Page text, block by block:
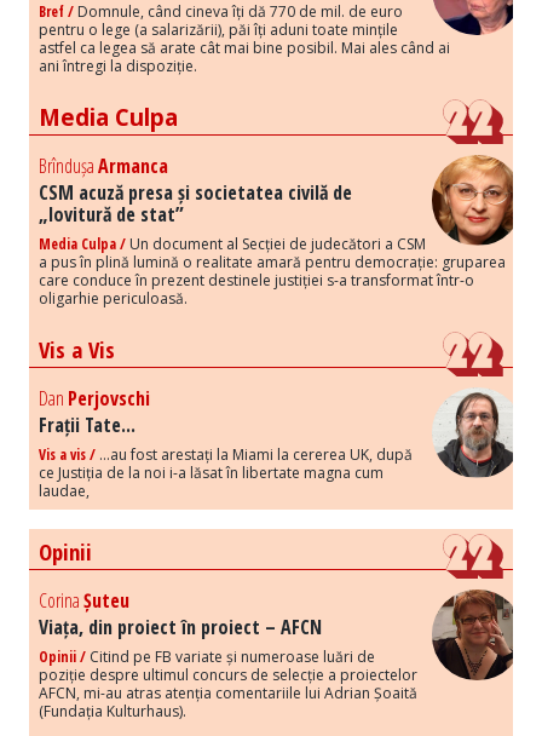
Bref / Domnule, când cineva îți dă 770 de mil. de euro
pentru o lege (a salarizării), păi îți aduni toate mințile
astfel ca legea să arate cât mai bine posibil. Mai ales când ai
ani întregi la dispoziție.
Media Culpa
BrîndușaArmanca
CSM acuză presa și societatea civilă de
„lovitură de stat”
Media Culpa / Un document al Secției de judecători a CSM
a pus în plină lumină o realitate amară pentru democrație: gruparea
care conduce în prezent destinele justiției s-a transformat într-o
oligarhie periculoasă.
Vis a Vis
Dan Perjovschi
Frații Tate...
Vis a vis / ...au fost arestați la Miami la cererea UK, după
ce Justiția de la noi i-a lăsat în libertate magna cum
laudae,
Opinii
CorinaȘuteu
Viața, din proiect în proiect – AFCN
Opinii / Citind pe FB variate și numeroase luări de
poziție despre ultimul concurs de selecție a proiectelor
AFCN, mi-au atras atenția comentariile lui Adrian Șoaită
(Fundația Kulturhaus).